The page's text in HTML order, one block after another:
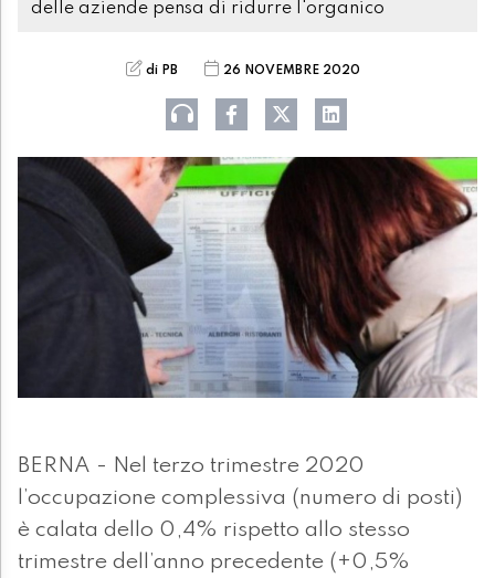
delle aziende pensa di ridurre l'organico
di PB 26 NOVEMBRE 2020
BERNA - Nel terzo trimestre 2020
l’occupazione complessiva (numero di posti)
è calata dello 0,4% rispetto allo stesso
trimestre dell’anno precedente (+0,5%